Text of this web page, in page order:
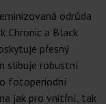
odrůda
Chronic a Black
přesný
slibuje robustní
fotoperiodní
jak pro vnitřní, tak